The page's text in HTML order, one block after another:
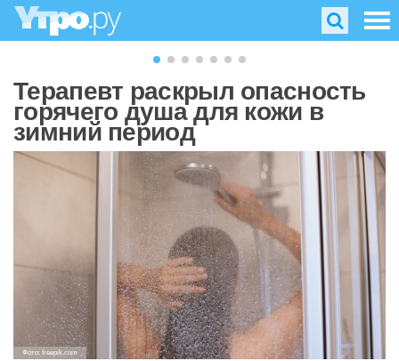
Терапевт раскрыл опасность
горячего душа для кожи в
зимний период
Фото: freepik.com